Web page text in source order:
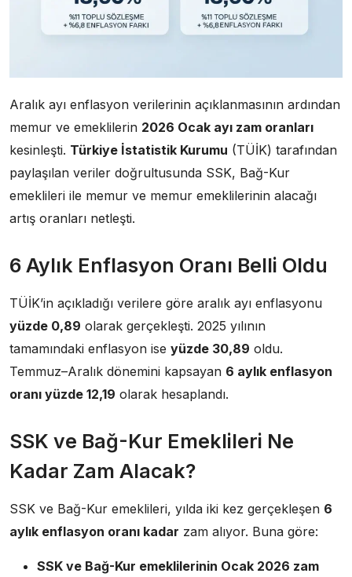
Aralık ayı enflasyon verilerinin açıklanmasının ardından
memur ve emeklilerin 2026 Ocak ayı zam oranları
kesinleşti. Türkiye İstatistik Kurumu (TÜİK) tarafından
paylaşılan veriler doğrultusunda SSK, Bağ-Kur
emeklileri ile memur ve memur emeklilerinin alacağı
artış oranları netleşti.
6 Aylık Enflasyon Oranı Belli Oldu
TÜİK’in açıkladığı verilere göre aralık ayı enflasyonu
yüzde 0,89 olarak gerçekleşti. 2025 yılının
tamamındaki enflasyon ise yüzde 30,89 oldu.
Temmuz–Aralık dönemini kapsayan 6 aylık enflasyon
oranı yüzde 12,19 olarak hesaplandı.
SSK ve Bağ-Kur Emeklileri Ne
Kadar Zam Alacak?
SSK ve Bağ-Kur emeklileri, yılda iki kez gerçekleşen 6
aylık enflasyon oranı kadar zam alıyor. Buna göre:
SSK ve Bağ-Kur emeklilerinin Ocak 2026 zam